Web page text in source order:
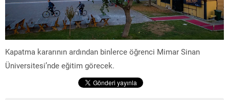
Kapatma kararının ardından binlerce öğrenci Mimar Sinan
Üniversitesi’nde eğitim görecek.